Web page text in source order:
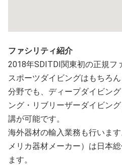
ファシリティ紹介
2018年SDITDI関東初の正規フ
スポーツダイビングはもちろ
分野でも、ディープダイビン
ング・リブリーザーダイビン
講が可能です。
海外器材の輸入業務も行いま
メリカ器材メーカー）は日本
ます。